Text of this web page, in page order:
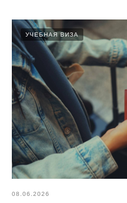
УЧЕБНАЯ ВИЗА
08.06.2026